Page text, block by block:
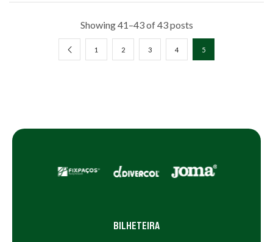
Showing 41–43 of 43 posts
1 2 3 4 5
BILHETEIRA